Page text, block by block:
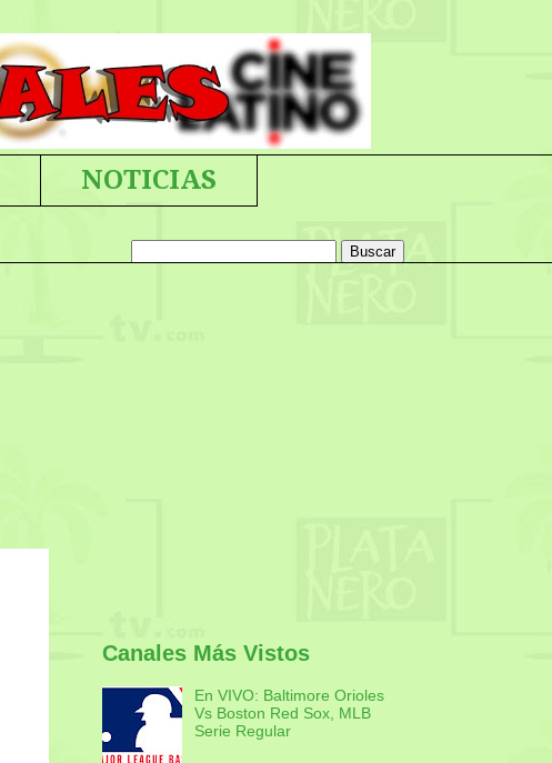
NOTICIAS
Canales Más Vistos
En VIVO: Baltimore Orioles
Vs Boston Red Sox, MLB
Serie Regular